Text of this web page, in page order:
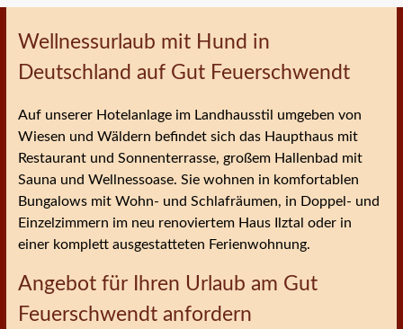
Wellnessurlaub mit Hund in
Deutschland auf Gut Feuerschwendt
Auf unserer Hotelanlage im Landhausstil umgeben von
Wiesen und Wäldern befindet sich das Haupthaus mit
Restaurant und Sonnenterrasse, großem Hallenbad mit
Sauna und Wellnessoase. Sie wohnen in komfortablen
Bungalows mit Wohn- und Schlafräumen, in Doppel- und
Einzelzimmern im neu renoviertem Haus Ilztal oder in
einer komplett ausgestatteten Ferienwohnung.
Angebot für Ihren Urlaub am Gut
Feuerschwendt anfordern